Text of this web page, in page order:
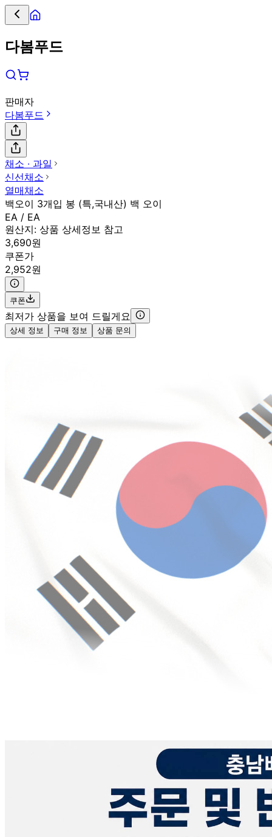
다봄푸드
판매자
다봄푸드
채소 ∙ 과일
신선채소
열매채소
백오이 3개입 봉 (특,국내산) 백 오이
EA / EA
원산지: 상품 상세정보 참고
3,690원
쿠폰가
2,952원
쿠폰
최저가 상품을 보여 드릴게요
상세 정보 구매 정보 상품 문의